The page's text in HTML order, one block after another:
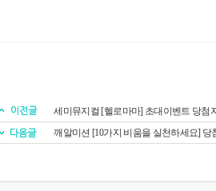
세미뮤지컬 [헬로마마] 초대이벤트 당첨
깨알미션 [10가지 비움을 실천하세요] 당